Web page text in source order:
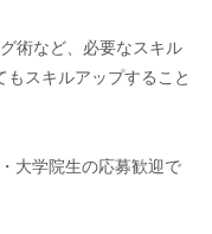
術など、必要なスキル
スキルアップすること
大学院生の応募歓迎で